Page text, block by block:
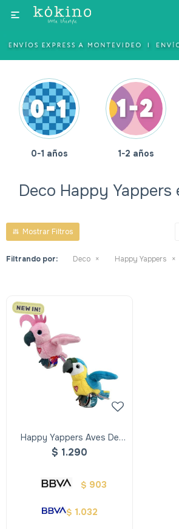

0-1 años 1-2 años
Deco Happy Yappers
Filtrando por: Deco Happy Yappers
Happy Yappers Aves De
Peluche Interactivas Con
$ 1.290
$ 903
$ 1.032